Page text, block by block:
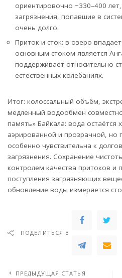
ориентировочно ~330–400
загрязнения, попавшие в
очень долго.
Приток и сток: в озеро
основным стоком является
поддерживает относительно
естественных колебаниях.
Итог: колоссальный объём,
медленный водообмен
память» Байкала: вода
аэрированной и прозрачной, но
особенно чувствительна к
загрязнения. Сохранение
контролем качества притоков и
поступления загрязняющих
обновление воды измеряется
ПОДЕЛИТЬСЯ В
ПРЕДЫДУЩАЯ СТАТЬЯ